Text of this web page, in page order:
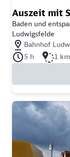
Auszeit mit
Baden und
Ludwigsfelde
Nächstgelegener
Bahnhof
Dauer der Tour: 5
5 h Länge1 km